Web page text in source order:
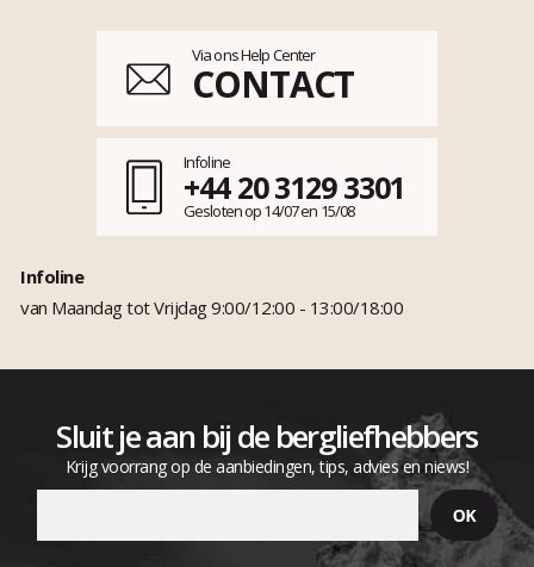
Via ons Help Center
CONTACT
Infoline
+44 20 3129 3301
Gesloten op 14/07 en 15/08
Infoline
van Maandag tot Vrijdag 9:00/12:00 - 13:00/18:00
Sluit je aan bij de bergliefhebbers
Krijg voorrang op de aanbiedingen, tips, advies en niews!